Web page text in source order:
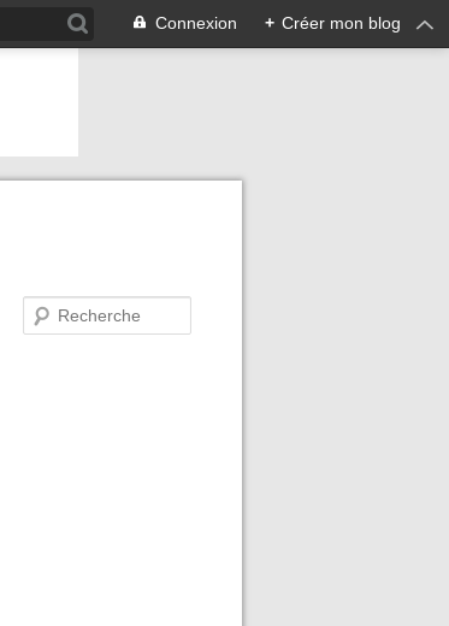
Connexion + Créer mon blog